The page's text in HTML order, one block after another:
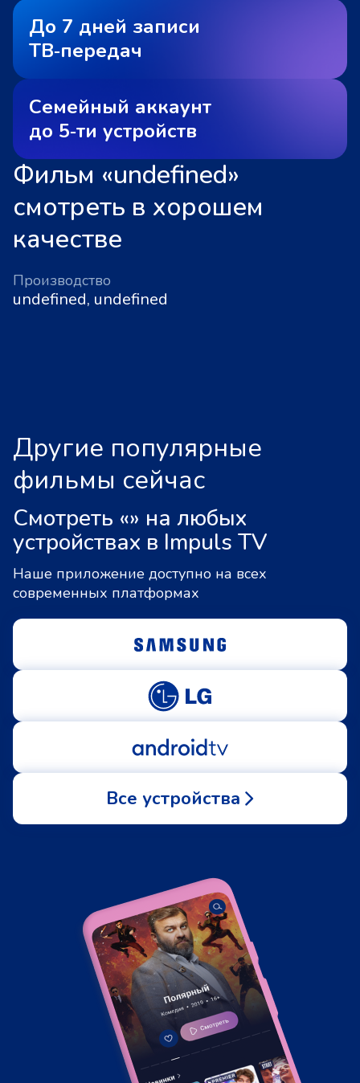
До 7 дней записи
ТВ‑передач
Семейный аккаунт
до 5‑ти устройств
Фильм «undefined»
смотреть в хорошем
качестве
Производство
undefined, undefined
Другие популярные
фильмы сейчас
Смотреть «» на любых
устройствах в Impuls TV
Наше приложение доступно на всех
современных платформах
Все устройства